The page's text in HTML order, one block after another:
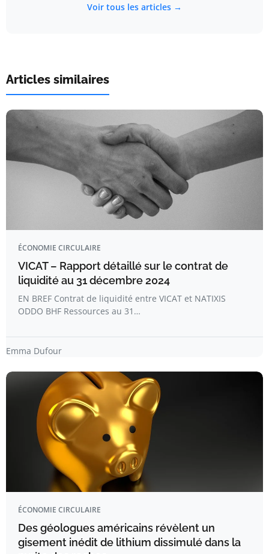
Voir tous les articles →
Articles similaires
ÉCONOMIE CIRCULAIRE
VICAT – Rapport détaillé sur le contrat de
liquidité au 31 décembre 2024
EN BREF Contrat de liquidité entre VICAT et NATIXIS
ODDO BHF Ressources au 31…
Emma Dufour
ÉCONOMIE CIRCULAIRE
Des géologues américains révèlent un
gisement inédit de lithium dissimulé dans la